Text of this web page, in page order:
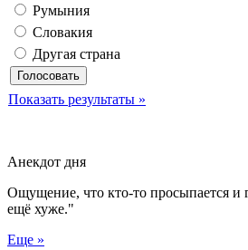
Румыния
Словакия
Другая страна
Показать результаты »
Анекдот дня
Ощущение, что кто-то просыпается и
ещё хуже."
Еще »